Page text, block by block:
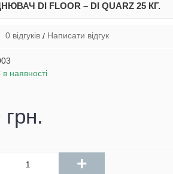
DI FLOOR – DI QUARZ 25 КГ.
0 відгуків/ Написати відгук
наявності
+